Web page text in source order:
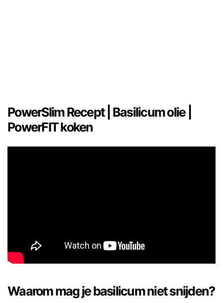
PowerSlim Recept | Basilicum olie |
PowerFIT koken
Waarom mag je basilicum niet snijden?